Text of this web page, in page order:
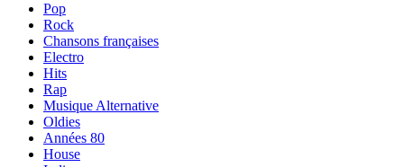
Pop
Rock
Chansons françaises
Electro
Hits
Rap
Musique Alternative
Oldies
Années 80
House